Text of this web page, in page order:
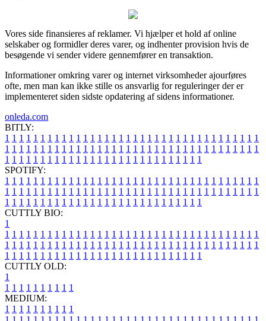
Vores side finansieres af reklamer. Vi hjælper et hold af online
selskaber og formidler deres varer, og indhenter provision hvis de
besøgende vi sender videre gennemfører en transaktion.
Informationer omkring varer og internet virksomheder ajourføres
ofte, men man kan ikke stille os ansvarlig for reguleringer der er
implementeret siden sidste opdatering af sidens informationer.
onleda.com
BITLY:
1 1 1 1 1 1 1 1 1 1 1 1 1 1 1 1 1 1 1 1 1 1 1 1 1 1 1 1 1 1 1 1 1 1 1 1
1 1 1 1 1 1 1 1 1 1 1 1 1 1 1 1 1 1 1 1 1 1 1 1 1 1 1 1 1 1 1 1 1 1 1 1
1 1 1 1 1 1 1 1 1 1 1 1 1 1 1 1 1 1 1 1 1 1 1 1 1 1 1 1
SPOTIFY:
1 1 1 1 1 1 1 1 1 1 1 1 1 1 1 1 1 1 1 1 1 1 1 1 1 1 1 1 1 1 1 1 1 1 1 1
1 1 1 1 1 1 1 1 1 1 1 1 1 1 1 1 1 1 1 1 1 1 1 1 1 1 1 1 1 1 1 1 1 1 1 1
1 1 1 1 1 1 1 1 1 1 1 1 1 1 1 1 1 1 1 1 1 1 1 1 1 1 1 1
CUTTLY BIO:
1
1 1 1 1 1 1 1 1 1 1 1 1 1 1 1 1 1 1 1 1 1 1 1 1 1 1 1 1 1 1 1 1 1 1 1 1
1 1 1 1 1 1 1 1 1 1 1 1 1 1 1 1 1 1 1 1 1 1 1 1 1 1 1 1 1 1 1 1 1 1 1 1
1 1 1 1 1 1 1 1 1 1 1 1 1 1 1 1 1 1 1 1 1 1 1 1 1 1 1 1
CUTTLY OLD:
1
1 1 1 1 1 1 1 1 1 1
MEDIUM:
1 1 1 1 1 1 1 1 1 1